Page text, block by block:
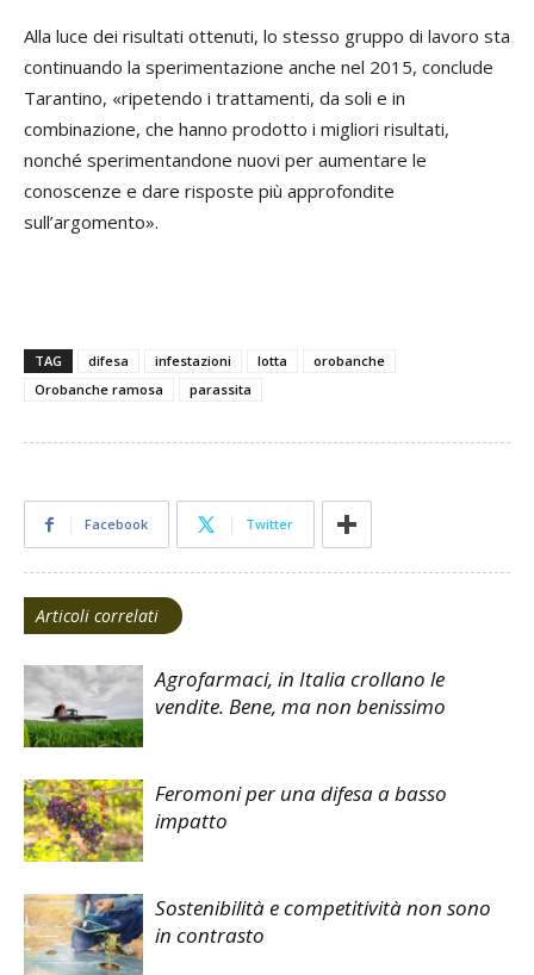
Alla luce dei risultati ottenuti, lo stesso gruppo di lavoro sta
continuando la sperimentazione anche nel 2015, conclude
Tarantino, «ripetendo i trattamenti, da soli e in
combinazione, che hanno prodotto i migliori risultati,
nonché sperimentandone nuovi per aumentare le
conoscenze e dare risposte più approfondite
sull’argomento».
TAG difesa infestazioni lotta
orobanche
Orobanche ramosa
parassita
Facebook Twitter
Articoli correlati
Agrofarmaci, in Italia crollano le
vendite. Bene, ma non benissimo
Feromoni per una difesa a basso
impatto
Sostenibilità e competitività non sono
in contrasto